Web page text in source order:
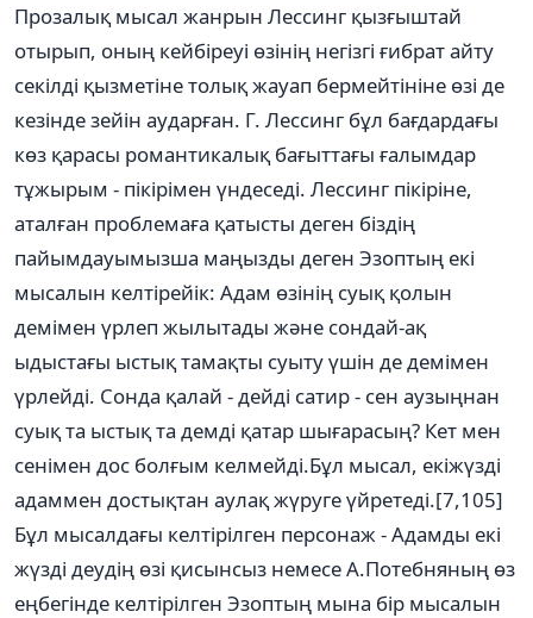
Прозалық мысал жанрын Лессинг қызғыштай
отырып, оның кейбіреуі өзінің негізгі ғибрат айту
секілді қызметіне толық жауап бермейтініне өзі де
кезінде зейін аударған. Г. Лессинг бұл бағдардағы
көз қарасы романтикалық бағыттағы ғалымдар
тұжырым - пікірімен үндеседі. Лессинг пікіріне,
аталған проблемаға қатысты деген біздің
пайымдауымызша маңызды деген Эзоптың екі
мысалын келтірейік: Адам өзінің суық қолын
демімен үрлеп жылытады және сондай-ақ
ыдыстағы ыстық тамақты суыту үшін де демімен
үрлейді. Сонда қалай - дейді сатир - сен аузыңнан
суық та ыстық та демді қатар шығарасың? Кет мен
сенімен дос болғым келмейді.Бұл мысал, екіжүзді
адаммен достықтан аулақ жүруге үйретеді.[7,105]
Бұл мысалдағы келтірілген персонаж - Адамды екі
жүзді деудің өзі қисынсыз немесе А.Потебняның өз
еңбегінде келтірілген Эзоптың мына бір мысалын